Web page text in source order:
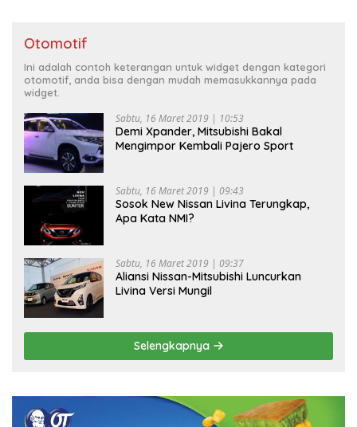
Otomotif
Ini adalah contoh keterangan untuk widget dengan kategori
otomotif, anda bisa dengan mudah memasukkannya pada
widget.
Sabtu, 16 Maret 2019 | 10:53
Demi Xpander, Mitsubishi Bakal
Mengimpor Kembali Pajero Sport
Sabtu, 16 Maret 2019 | 09:43
Sosok New Nissan Livina Terungkap,
Apa Kata NMI?
Sabtu, 16 Maret 2019 | 09:37
Aliansi Nissan-Mitsubishi Luncurkan
Livina Versi Mungil
Selengkapnya